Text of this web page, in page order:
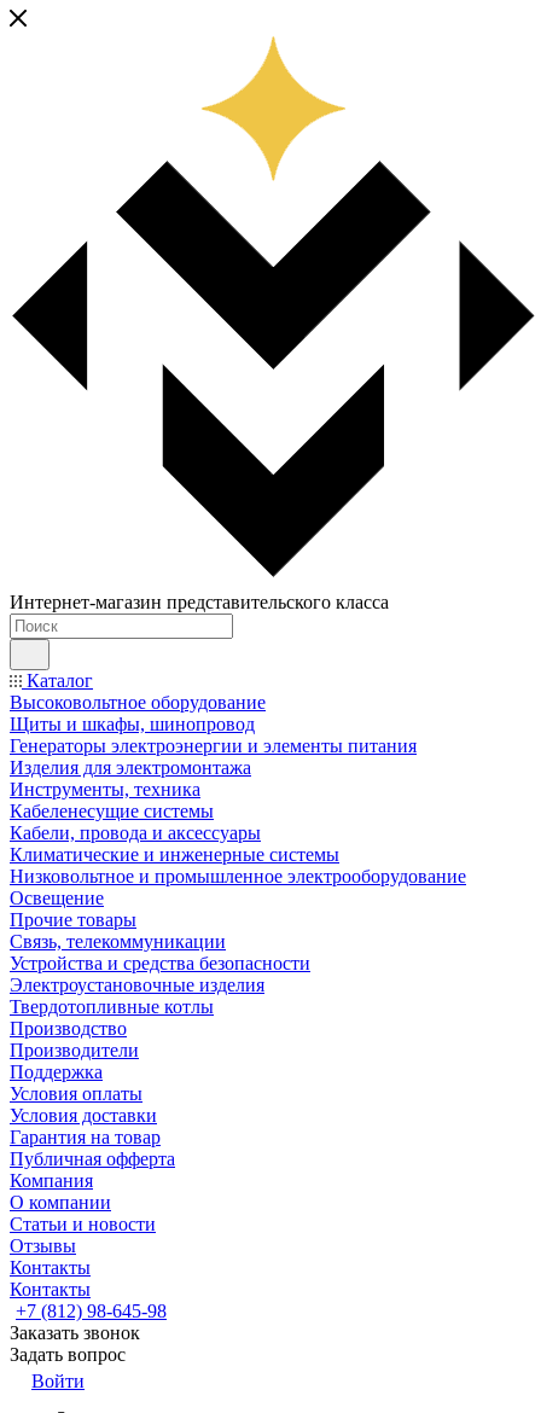
Интернет-магазин представительского класса
Каталог
Высоковольтное оборудование
Щиты и шкафы, шинопровод
Генераторы электроэнергии и элементы питания
Изделия для электромонтажа
Инструменты, техника
Кабеленесущие системы
Кабели, провода и аксессуары
Климатические и инженерные системы
Низковольтное и промышленное электрооборудование
Освещение
Прочие товары
Связь, телекоммуникации
Устройства и средства безопасности
Электроустановочные изделия
Твердотопливные котлы
Производство
Производители
Поддержка
Условия оплаты
Условия доставки
Гарантия на товар
Публичная офферта
Компания
О компании
Статьи и новости
Отзывы
Контакты
Контакты
+7 (812) 98-645-98
Заказать звонок
Задать вопрос
Войти